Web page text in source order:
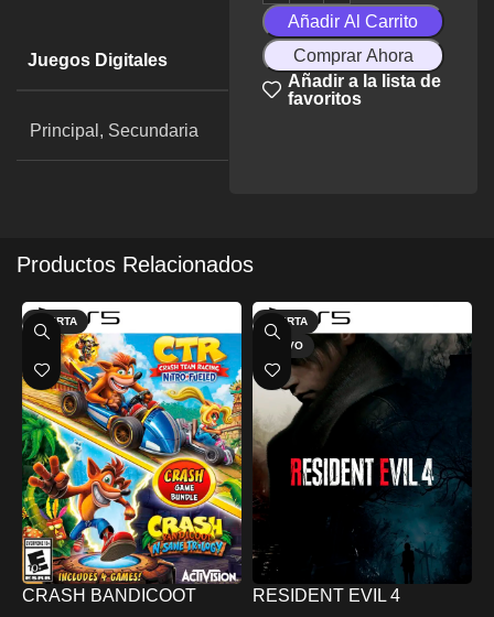
Juegos Digitales
Principal, Secundaria
Añadir Al Carrito
Comprar Ahora
Añadir a la lista de
favoritos
Productos Relacionados
OFERTA
CRASH BANDICOOT
OFERTA
NUEVO
RESIDENT EVIL 4